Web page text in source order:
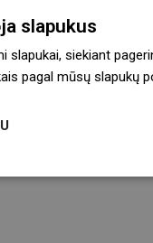
slapukus
slapukai, siekiant
pagal mūsų slapukų